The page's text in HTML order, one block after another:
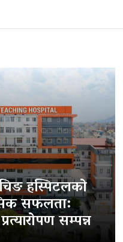
हस्पिटलको
सफलता:
सम्पन्न